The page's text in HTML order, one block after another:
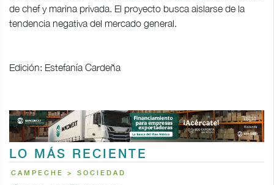
de chef y marina privada. El proyecto busca aislarse de la
tendencia negativa del mercado general.
Edición: Estefanía Cardeña
LO MÁS RECIENTE
CAMPECHE > SOCIEDAD